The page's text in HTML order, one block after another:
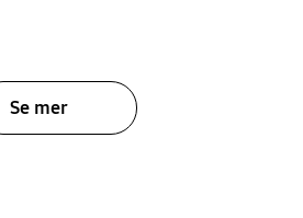
Se mer